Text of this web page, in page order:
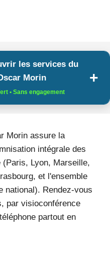
les services du
Morin
• Sans engagement
Morin assure la
intégrale des
Lyon, Marseille,
et l'ensemble
national). Rendez-vous
par visioconférence
partout en